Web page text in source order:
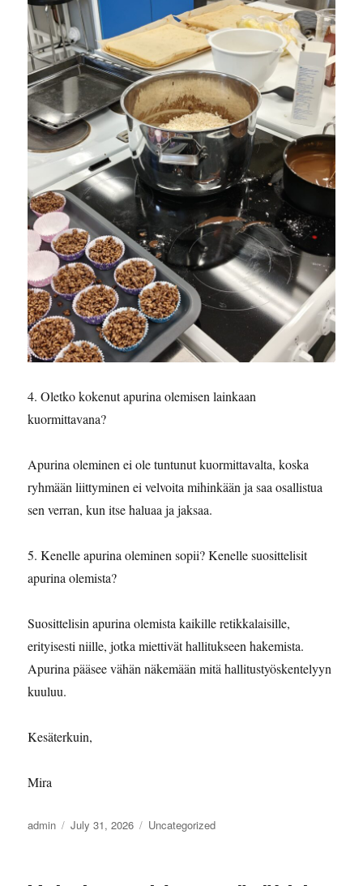
4. Oletko kokenut apurina olemisen lainkaan
kuormittavana?
Apurina oleminen ei ole tuntunut kuormittavalta, koska
ryhmään liittyminen ei velvoita mihinkään ja saa osallistua
sen verran, kun itse haluaa ja jaksaa.
5. Kenelle apurina oleminen sopii? Kenelle suosittelisit
apurina olemista?
Suosittelisin apurina olemista kaikille retikkalaisille,
erityisesti niille, jotka miettivät hallitukseen hakemista.
Apurina pääsee vähän näkemään mitä hallitustyöskentelyyn
kuuluu.
Kesäterkuin,
Mira
Author
admin
Posted
July 31, 2026 Categories
Uncategorized